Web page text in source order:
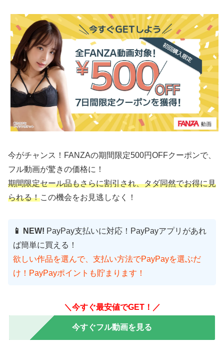
今がチャンス！FANZAの期間限定500円OFFクーポンで、
フル動画が驚きの価格に！
期間限定セール品もさらに割引され、タダ同然でお得に見
られる！この機会をお見逃しなく！
📱 NEW! PayPay支払いに対応！PayPayアプリがあれ
ば簡単に買える！
欲しい作品を選んで、支払い方法でPayPayを選ぶだ
け！PayPayポイントも貯まります！
＼今すぐ最安値でGET！／
今すぐフル動画を見る